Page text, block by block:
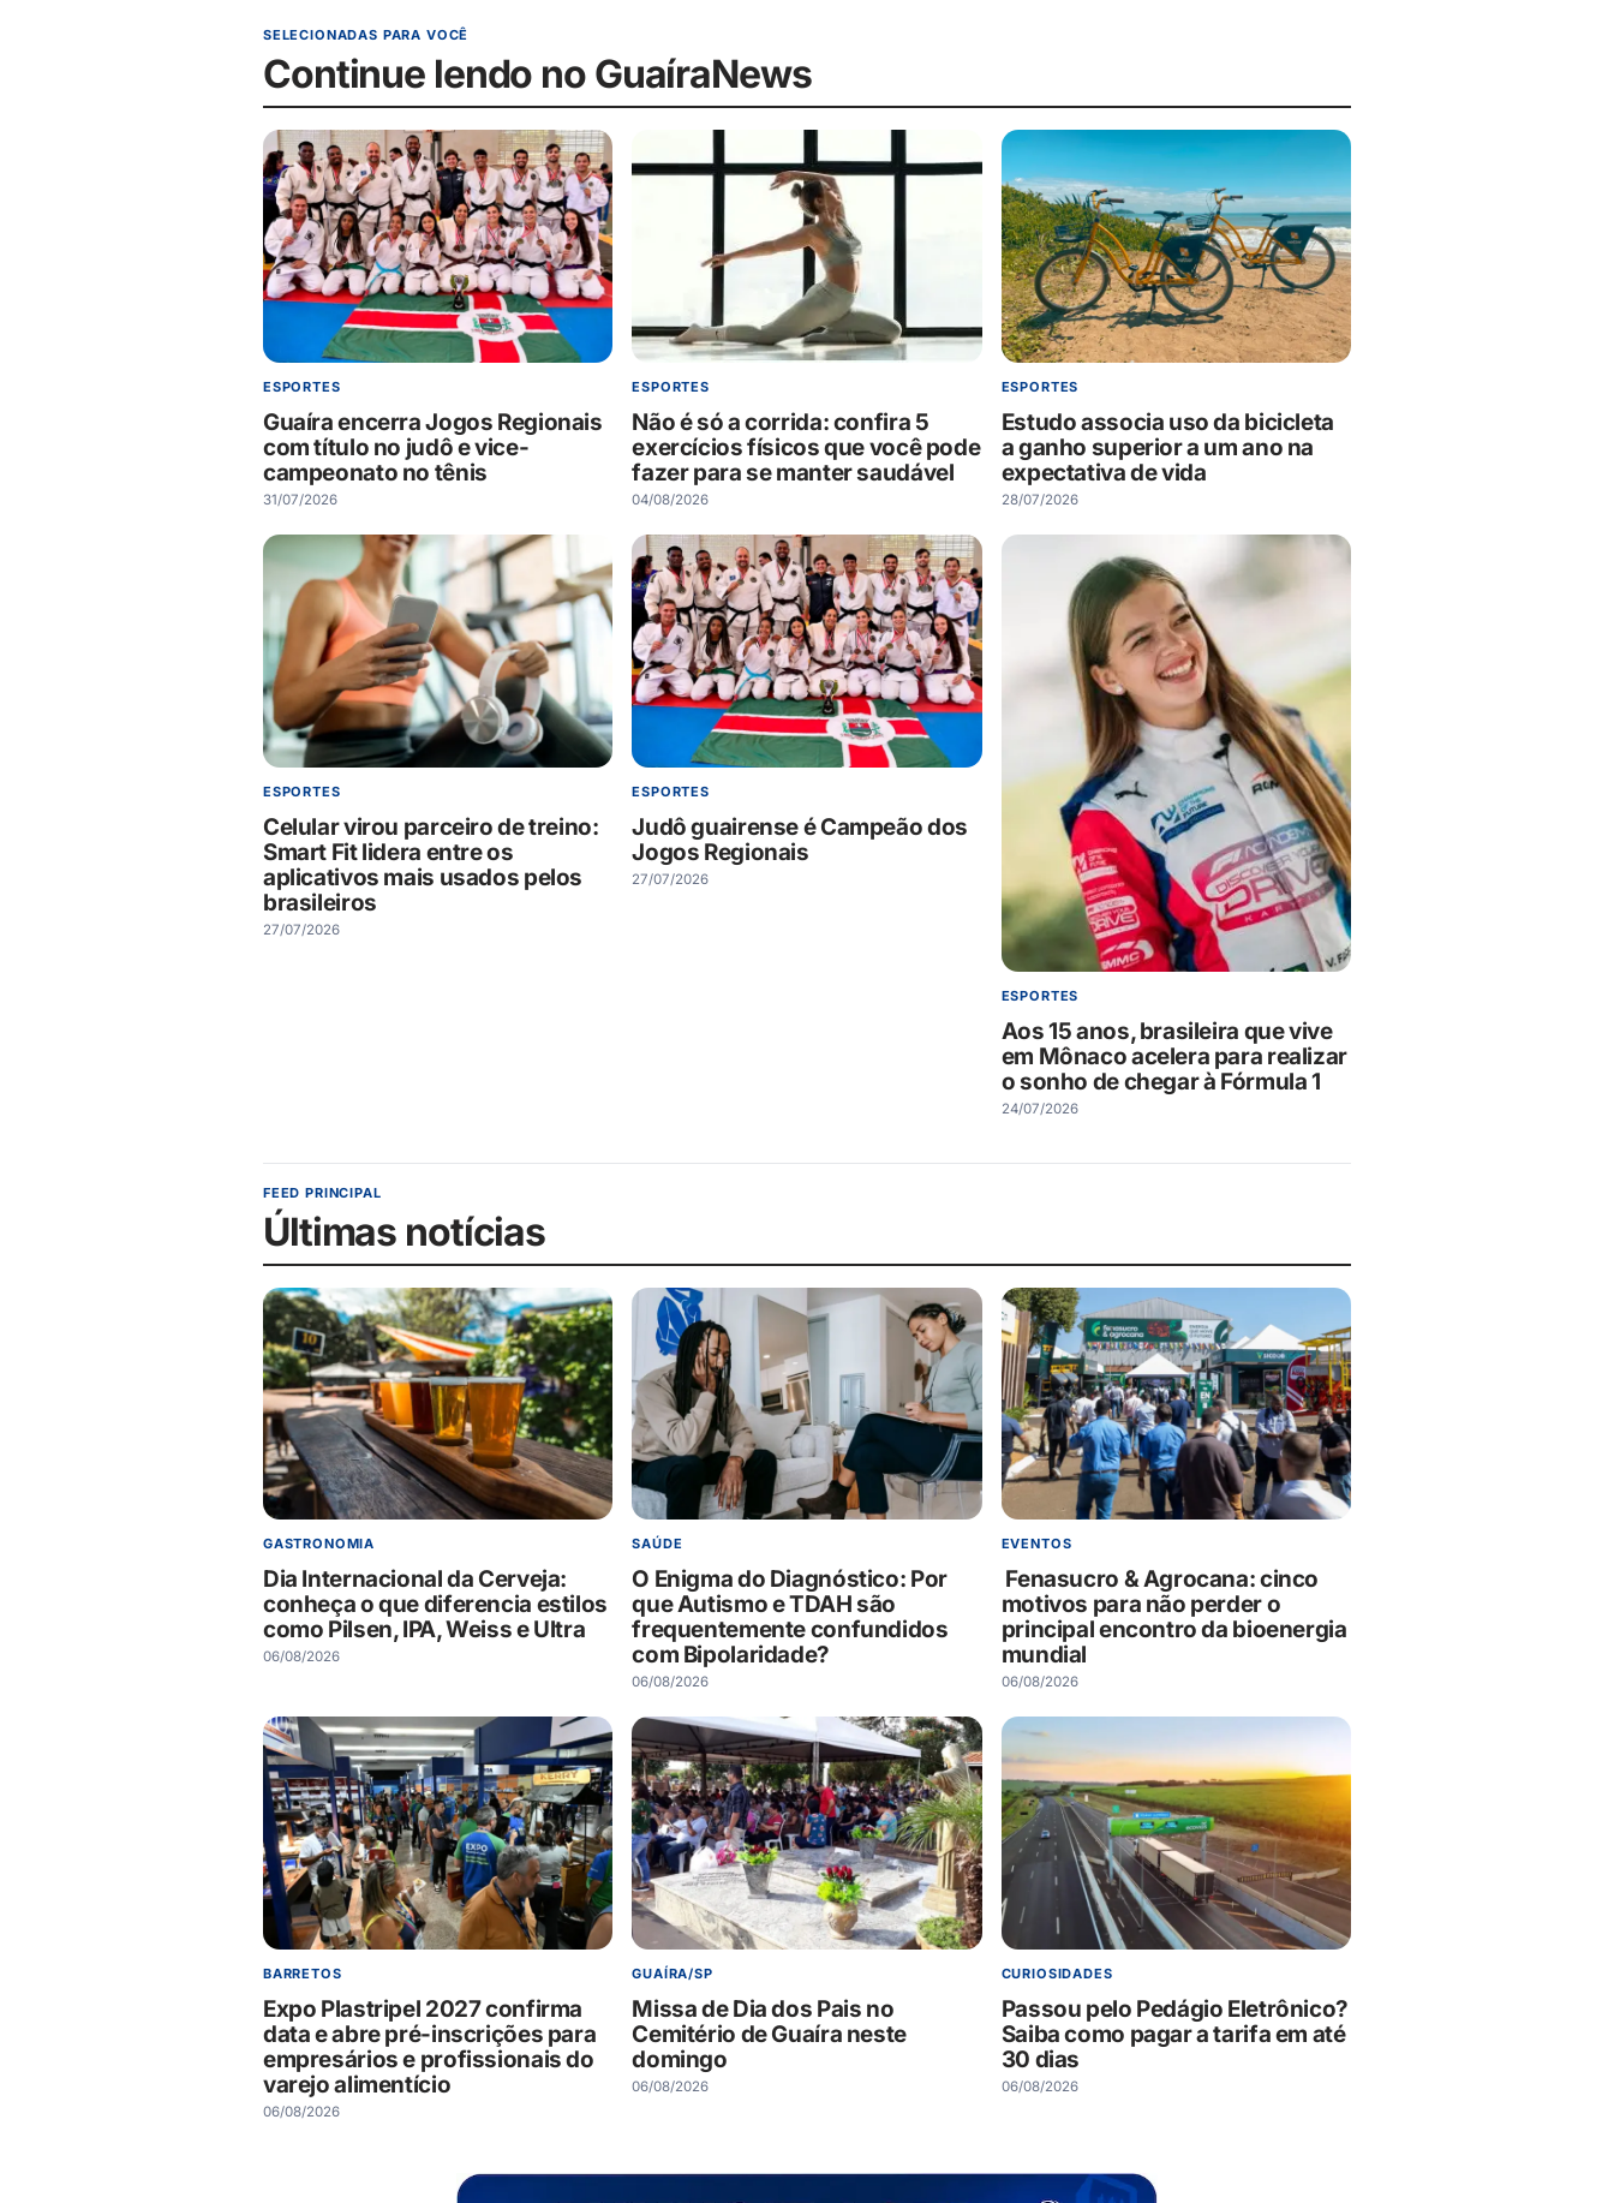
SELECIONADAS PARA VOCÊ
Continue lendo no GuaíraNews
ESPORTES
Guaíra encerra Jogos Regionais
com título no judô e vice-
campeonato no tênis
31/07/2026
ESPORTES
Não é só a corrida: confira 5
exercícios físicos que você pode
fazer para se manter saudável
04/08/2026
ESPORTES
Estudo associa uso da bicicleta
a ganho superior a um ano na
expectativa de vida
28/07/2026
ESPORTES
Celular virou parceiro de treino:
Smart Fit lidera entre os
aplicativos mais usados pelos
brasileiros
27/07/2026
ESPORTES
Judô guairense é Campeão dos
Jogos Regionais
27/07/2026
ESPORTES
Aos 15 anos, brasileira que vive
em Mônaco acelera para realizar
o sonho de chegar à Fórmula 1
24/07/2026
FEED PRINCIPAL
Últimas notícias
GASTRONOMIA
Dia Internacional da Cerveja:
conheça o que diferencia estilos
como Pilsen, IPA, Weiss e Ultra
06/08/2026
SAÚDE
O Enigma do Diagnóstico: Por
que Autismo e TDAH são
frequentemente confundidos
com Bipolaridade?
06/08/2026
EVENTOS
Fenasucro & Agrocana: cinco
motivos para não perder o
principal encontro da bioenergia
mundial
06/08/2026
BARRETOS
Expo Plastripel 2027 confirma
data e abre pré-inscrições para
empresários e profissionais do
varejo alimentício
06/08/2026
GUAÍRA/SP
Missa de Dia dos Pais no
Cemitério de Guaíra neste
domingo
06/08/2026
CURIOSIDADES
Passou pelo Pedágio Eletrônico?
Saiba como pagar a tarifa em até
30 dias
06/08/2026